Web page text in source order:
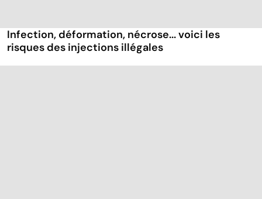
Infection, déformation, nécrose... voici les
risques des injections illégales